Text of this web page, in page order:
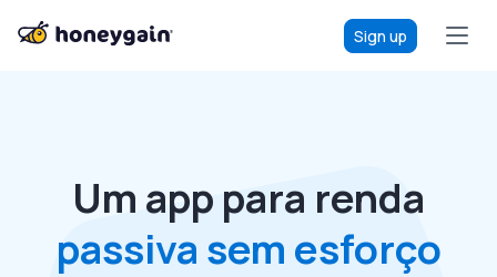
Sign up
Um app para renda
passiva sem esforço